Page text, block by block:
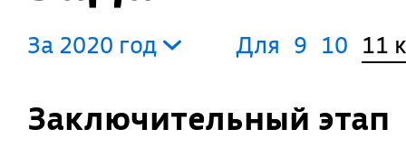
За 2020 год Для 9 10 11
Заключительный этап